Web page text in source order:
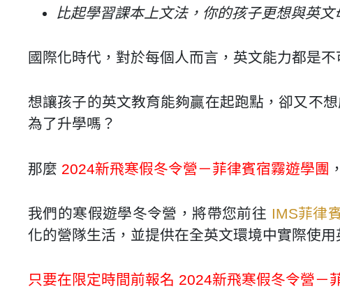
比起學習課本上文法，你的孩子更想與英
國際化時代，對於每個人而言，英文能力都是不
想讓孩子的英文教育能夠贏在起跑點，卻又不
為了升學嗎？
那麼 2024新飛寒假冬令營－菲律賓宿霧遊學團
我們的寒假遊學冬令營，將帶您前往 IMS菲律
化的營隊生活，並提供在全英文環境中實際使
只要在限定時間前報名 2024新飛寒假冬令營－